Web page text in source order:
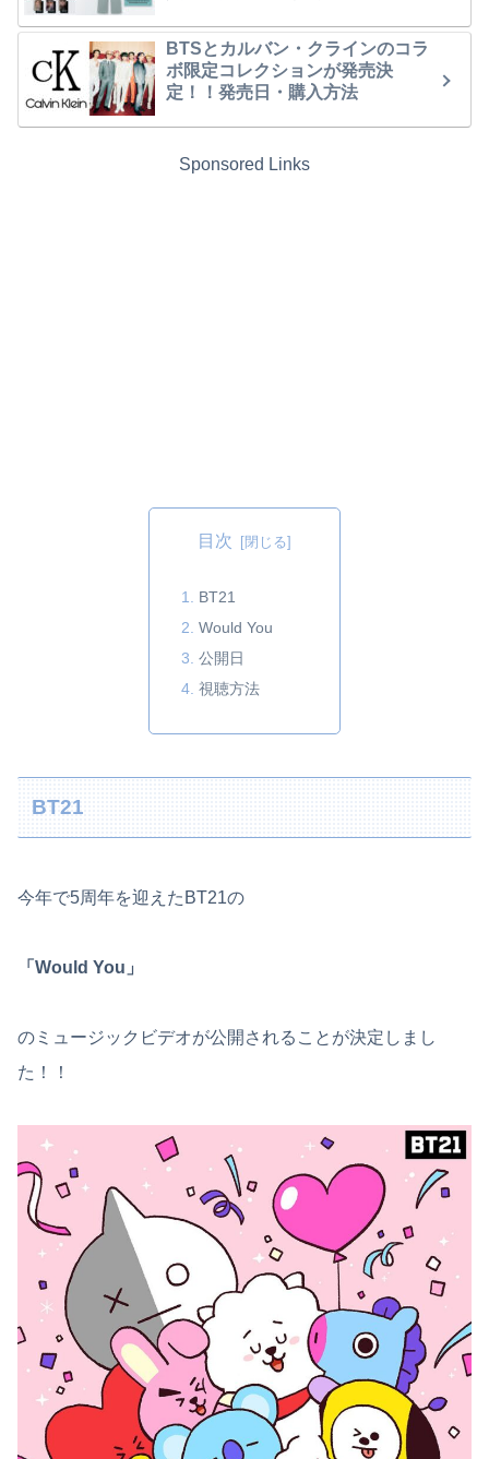
BTSとカルバン・クラインのコラ
ボ限定コレクションが発売決
定！！発売日・購入方法
Sponsored Links
目次
BT21
Would You
公開日
視聴方法
BT21
今年で5周年を迎えたBT21の
「Would You」
のミュージックビデオが公開されることが決定しまし
た！！